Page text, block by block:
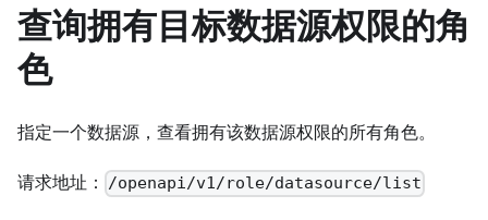
查询拥有目标数据源权限的角
色
指定一个数据源，查看拥有该数据源权限的所有角色。
请求地址： /openapi/v1/role/datasource/list